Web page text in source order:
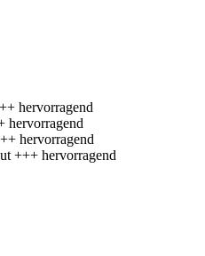
hervorragend
hervorragend
hervorragend
+++ hervorragend